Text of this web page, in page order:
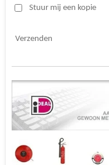
Stuur mij een kopie
Verzenden